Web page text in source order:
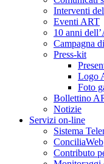
Interventi
Eventi ART
10 anni
Campagna
Press-kit
Logo
Foto
Bollettino
Notizie
Servizi on-line
Sistema
ConciliaWeb
Contributo